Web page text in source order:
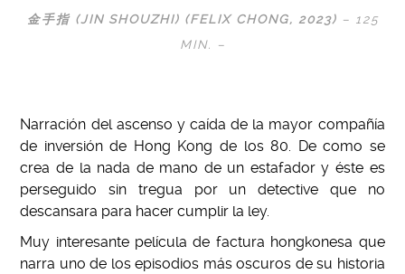
金手指 (JIN SHOUZHI) (FELIX CHONG, 2023) – 125
MIN. –
Narración del ascenso y caída de la mayor compañía
de inversión de Hong Kong de los 80. De como se
crea de la nada de mano de un estafador y éste es
perseguido sin tregua por un detective que no
descansara para hacer cumplir la ley.
Muy interesante película de factura hongkonesa que
narra uno de los episodios más oscuros de su historia